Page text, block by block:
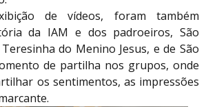
de vídeos, foram também
da IAM e dos padroeiros, São
do Menino Jesus, e de São
de partilha nos grupos, onde
os sentimentos, as impressões